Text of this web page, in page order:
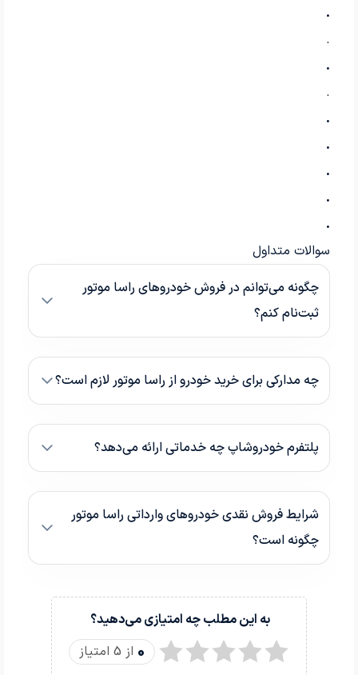
.
.
.
.
.
.
.
.
.
سوالات متداول
چگونه می‌توانم در فروش خودروهای راسا موتور
ثبت‌نام کنم؟
چه مدارکی برای خرید خودرو از راسا موتور لازم است؟
پلتفرم خودروشاپ چه خدماتی ارائه می‌دهد؟
شرایط فروش نقدی خودروهای وارداتی راسا موتور
چگونه است؟
به این مطلب چه امتیازی می‌دهید؟
0 از 5 امتیاز